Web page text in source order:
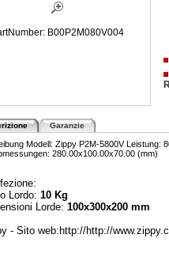
B00P2M080V004
Garanzie
Modell: Zippy P2M-5800V Leistung:
280.00x100.00x70.00 (mm)
Lordo: 10 Kg
Lorde: 100x300x200 mm
- Sito web:http://http://